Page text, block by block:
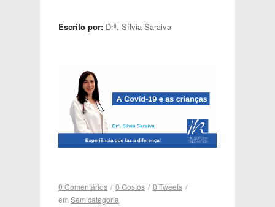
Escrito por: Drª. Sílvia Saraiva
0 Comentários / 0 Gostos / 0 Tweets /
em Sem categoria